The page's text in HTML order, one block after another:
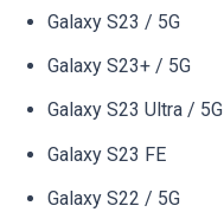
Galaxy S23 / 5G
Galaxy S23+ / 5G
Galaxy S23 Ultra / 5G
Galaxy S23 FE
Galaxy S22 / 5G